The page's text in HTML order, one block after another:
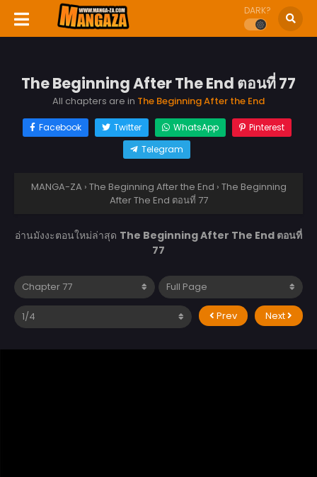
DARK?
The Beginning After The End ตอนที่ 77
All chapters are in The Beginning After the End
Facebook Twitter WhatsApp
Pinterest
Telegram
MANGA-ZA › The Beginning After the End › The Beginning
After The End ตอนที่ 77
อ่านมังงะตอนใหม่ล่าสุด The Beginning After The End ตอนที่
77
Prev Next